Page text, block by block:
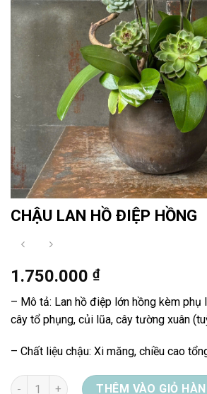
CHẬU LAN HỒ ĐIỆP HỒNG
1.750.000 ₫
– Mô tả: Lan hồ điệp lớn hồng kèm phụ
cây tổ phụng, củi lũa, cây tường xuân
– Chất liệu chậu: Xi măng, chiều cao
CHẬU LAN HỒ ĐIỆP HỒNG số lượng
THÊM VÀO GIỎ